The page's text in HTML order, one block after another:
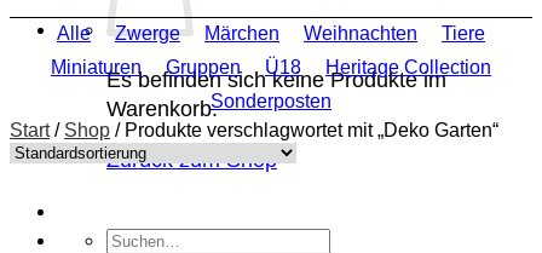
Es befinden sich keine Produkte im
Warenkorb.
Zurück zum Shop
Suchen
Alle Zwerge Märchen Weihnachten
Tiere
Miniaturen
Gruppen Ü18
Heritage Collection
Sonderposten
Start / Shop /Produkte verschlagwortet mit „Deko Garten“